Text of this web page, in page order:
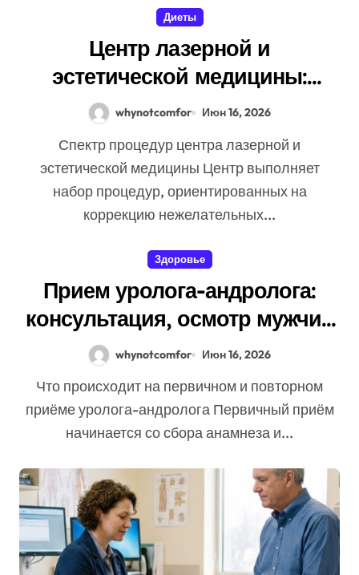
Диеты
Центр лазерной и
эстетической медицины:
методы, показания и
безопасность процедур
whynotcomfor Июн 16, 2026
Спектр процедур центра лазерной и
эстетической медицины Центр выполняет
набор процедур, ориентированных на
коррекцию нежелательных...
Здоровье
Прием уролога-андролога:
консультация, осмотр мужчин
и этапы урологического
whynotcomfor Июн 16, 2026
Что происходит на первичном и повторном
приёме уролога-андролога Первичный приём
начинается со сбора анамнеза и...